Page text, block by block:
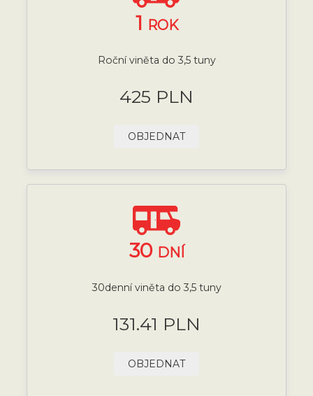
1 ROK
Roční viněta do 3,5 tuny
425 PLN
OBJEDNAT
30 DNÍ
30denní viněta do 3,5 tuny
131.41 PLN
OBJEDNAT